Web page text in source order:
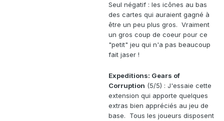
Seul négatif : les icônes au bas
des cartes qui auraient gagné à
être un peu plus gros. Vraiment
un gros coup de coeur pour ce
"petit" jeu qui n'a pas beaucoup
fait jaser !
Expeditions: Gears of
Corruption (5/5) : J'essaie cette
extension qui apporte quelques
extras bien appréciés au jeu de
base. Tous les joueurs disposent